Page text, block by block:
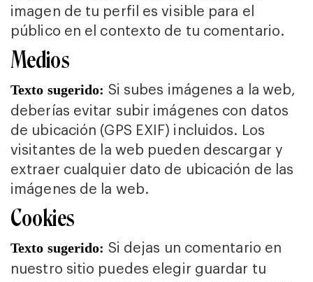
imagen de tu perfil es visible para el
público en el contexto de tu comentario.
Medios
Texto sugerido: Si subes imágenes a la web,
deberías evitar subir imágenes con datos
de ubicación (GPS EXIF) incluidos. Los
visitantes de la web pueden descargar y
extraer cualquier dato de ubicación de las
imágenes de la web.
Cookies
Texto sugerido: Si dejas un comentario en
nuestro sitio puedes elegir guardar tu